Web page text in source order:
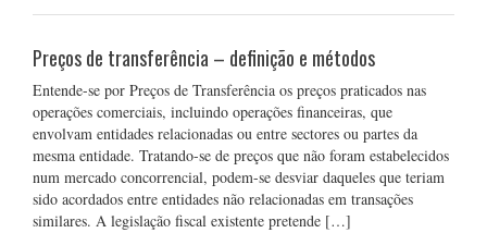
Preços de transferência – definição e métodos
Entende-se por Preços de Transferência os preços praticados nas
operações comerciais, incluindo operações financeiras, que
envolvam entidades relacionadas ou entre sectores ou partes da
mesma entidade. Tratando-se de preços que não foram estabelecidos
num mercado concorrencial, podem-se desviar daqueles que teriam
sido acordados entre entidades não relacionadas em transações
similares. A legislação fiscal existente pretende […]